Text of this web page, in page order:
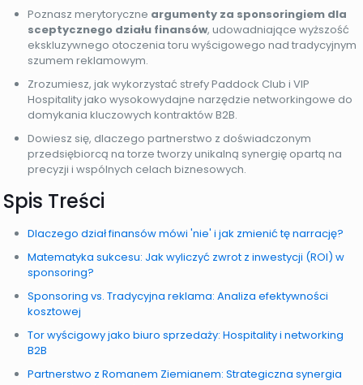
Poznasz merytoryczne argumenty za sponsoringiem dla
sceptycznego działu finansów, udowadniające wyższość
ekskluzywnego otoczenia toru wyścigowego nad tradycyjnym
szumem reklamowym.
Zrozumiesz, jak wykorzystać strefy Paddock Club i VIP
Hospitality jako wysokowydajne narzędzie networkingowe do
domykania kluczowych kontraktów B2B.
Dowiesz się, dlaczego partnerstwo z doświadczonym
przedsiębiorcą na torze tworzy unikalną synergię opartą na
precyzji i wspólnych celach biznesowych.
Spis Treści
Dlaczego dział finansów mówi 'nie' i jak zmienić tę narrację?
Matematyka sukcesu: Jak wyliczyć zwrot z inwestycji (ROI) w
sponsoring?
Sponsoring vs. Tradycyjna reklama: Analiza efektywności
kosztowej
Tor wyścigowy jako biuro sprzedaży: Hospitality i networking
B2B
Partnerstwo z Romanem Ziemianem: Strategiczna synergia